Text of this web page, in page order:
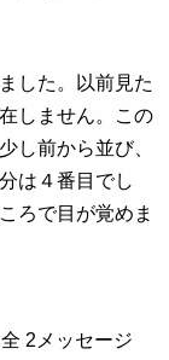
した。以前見た
しません。この
し前から並び、
は４番目でし
ろで目が覚めま
2メッセージ